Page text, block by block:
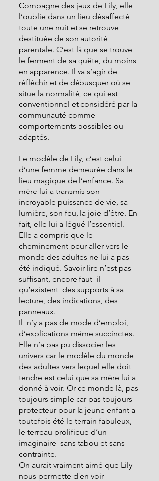
Compagne des jeux de Lily, elle
l’oublie dans un lieu désaffecté
toute une nuit et se retrouve
destituée de son autorité
parentale. C’est là que se trouve
le ferment de sa quête, du moins
en apparence. Il va s’agir de
réfléchir et de débusquer où se
situe la normalité, ce qui est
conventionnel et considéré par la
communauté comme
comportements possibles ou
adaptés.
Le modèle de Lily, c’est celui
d’une femme demeurée dans le
lieu magique de l’enfance. Sa
mère lui a transmis son
incroyable puissance de vie, sa
lumière, son feu, la joie d’être. En
fait, elle lui a légué l’essentiel.
Elle a compris que le
cheminement pour aller vers le
monde des adultes ne lui a pas
été indiqué. Savoir lire n’est pas
suffisant, encore faut- il
qu’existent  des supports à sa
lecture, des indications, des
panneaux.
Il  n’y a pas de mode d’emploi,
d’explications même succinctes.
Elle n’a pas pu dissocier les
univers car le modèle du monde
des adultes vers lequel elle doit
tendre est celui que sa mère lui a
donné à voir. Or ce monde là, pas
toujours simple car pas toujours
protecteur pour la jeune enfant a
toutefois été le terrain fabuleux,
le terreau prolifique d’un
imaginaire  sans tabou et sans
contrainte.
On aurait vraiment aimé que Lily
nous permette d’en voir